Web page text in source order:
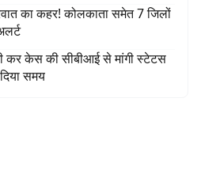
का कहर! कोलकाता समेत 7 जिलों
कर केस की सीबीआई से मांगी स्टेटस
समय